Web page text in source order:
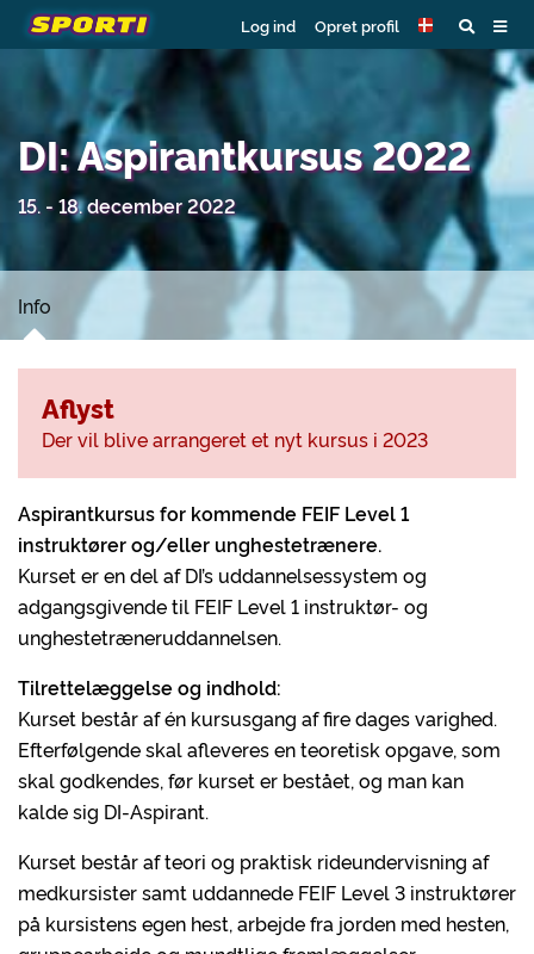
Log ind Opret profil
DI: Aspirantkursus 2022
15. - 18. december 2022
Info
Aspirantkursus for kommende FEIF Level 1
instruktører og/eller unghestetrænere.
Kurset er en del af DI’s uddannelsessystem og
adgangsgivende til FEIF Level 1 instruktør- og
unghestetræneruddannelsen.
Tilrettelæggelse og indhold:
Kurset består af én kursusgang af fire dages varighed.
Efterfølgende skal afleveres en teoretisk opgave, som
skal godkendes, før kurset er bestået, og man kan
kalde sig DI-Aspirant.
Kurset består af teori og praktisk rideundervisning af
medkursister samt uddannede FEIF Level 3 instruktører
på kursistens egen hest, arbejde fra jorden med hesten,
Aflyst
Der vil blive arrangeret et nyt kursus i 2023